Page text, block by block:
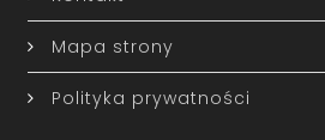
Mapa strony
Polityka prywatności